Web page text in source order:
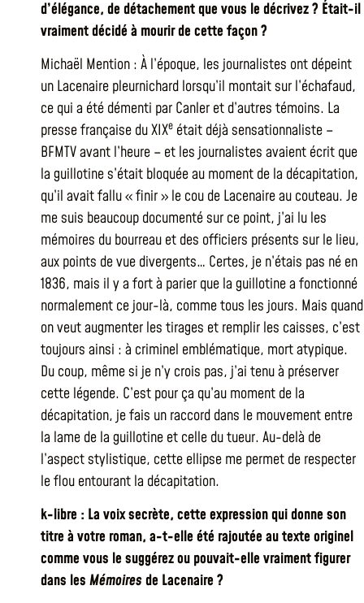
d’élégance, de détachement que vous le décrivez ? Était-il
vraiment décidé à mourir de cette façon ?
Michaël Mention : À l’époque, les journalistes ont dépeint
un Lacenaire pleurnichard lorsqu’il montait sur l’échafaud,
ce qui a été démenti par Canler et d’autres témoins. La
presse française du XIXe était déjà sensationnaliste –
BFMTV avant l’heure – et les journalistes avaient écrit que
la guillotine s’était bloquée au moment de la décapitation,
qu’il avait fallu « finir » le cou de Lacenaire au couteau. Je
me suis beaucoup documenté sur ce point, j’ai lu les
mémoires du bourreau et des officiers présents sur le lieu,
aux points de vue divergents… Certes, je n’étais pas né en
1836, mais il y a fort à parier que la guillotine a fonctionné
normalement ce jour-là, comme tous les jours. Mais quand
on veut augmenter les tirages et remplir les caisses, c’est
toujours ainsi : à criminel emblématique, mort atypique.
Du coup, même si je n’y crois pas, j’ai tenu à préserver
cette légende. C’est pour ça qu’au moment de la
décapitation, je fais un raccord dans le mouvement entre
la lame de la guillotine et celle du tueur. Au-delà de
l’aspect stylistique, cette ellipse me permet de respecter
le flou entourant la décapitation.
k-libre : La voix secrète, cette expression qui donne son
titre à votre roman, a-t-elle été rajoutée au texte originel
comme vous le suggérez ou pouvait-elle vraiment figurer
dans les Mémoiresde Lacenaire ?